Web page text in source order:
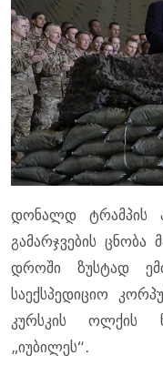
დონალდ ტრამპის
გამარჯვების
დროში ზუსტად
საექსპედიციო
კურსკის ოლქის
„იუბილეს“.